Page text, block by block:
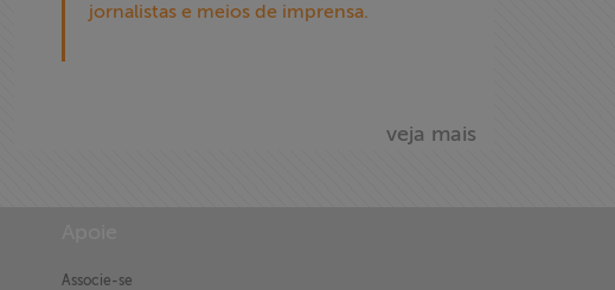
jornalistas e meios de imprensa.
veja mais
Associe-se